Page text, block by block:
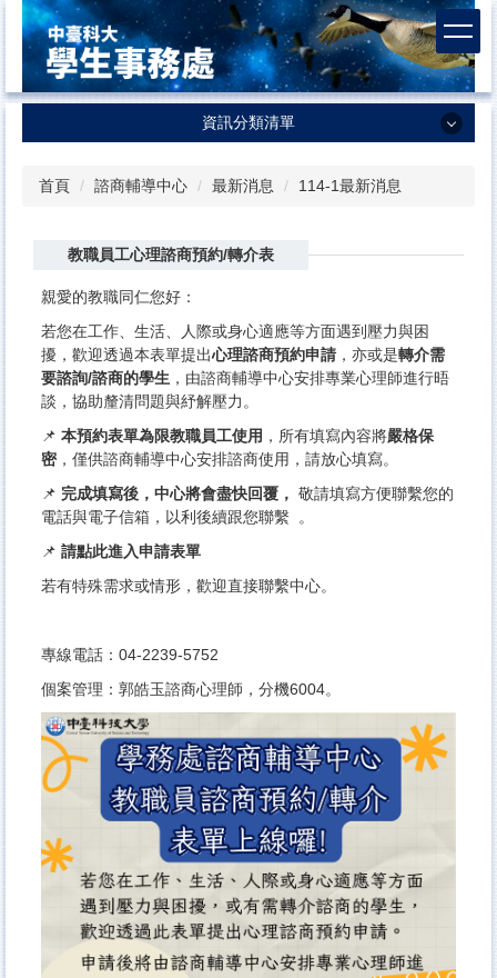
到
主
要
內
資訊分類清單
課外活動及服務學習中心
生活輔導組
衛生保健組
諮商輔導中心
軍訓室
原住民族學生資源中心
學務處法規
導師專區
學輔工作經費
獎學金專區
教職員諮商預約/轉介
首頁 諮商輔導中心 最新消息 114-1最新消息
教職員工心理諮商預約/轉介表
親愛的教職同仁您好：
若您在工作、生活、人際或身心適應等方面遇到壓力與困
擾，歡迎透過本表單提出心理諮商預約申請 ，亦或是轉介需
要諮詢/諮商的學生 ，由諮商輔導中心安排專業心理師進行晤
談，協助釐清問題與紓解壓力。
📌 本預約表單為限教職員工使用 ，所有填寫內容將嚴格保
密 ，僅供諮商輔導中心安排諮商使用，請放心填寫。
📌 完成填寫後，中心將會盡快回覆， 敬請填寫方便聯繫您的
電話與電子信箱，以利後續跟您聯繫 。
📌 請點此進入申請表單
若有特殊需求或情形，歡迎直接聯繫中心。
專線電話：04-2239-5752
個案管理：郭皓玉諮商心理師，分機6004。